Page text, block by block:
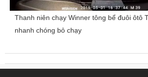
Thanh niên chạy Winner tông bể đuôi ôtô
nhanh chóng bỏ chạy